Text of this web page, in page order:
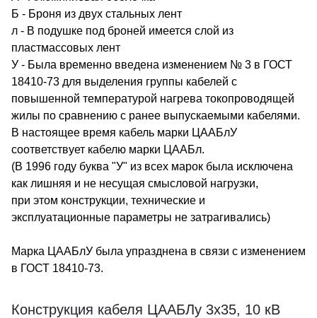
Б - Броня из двух стальных лент
л - В подушке под броней имеется слой из
пластмассовых лент
У - Была временно введена изменением № 3 в ГОСТ
18410-73 для выделения группы кабелей с
повышенной температурой нагрева токопроводящей
жилы по сравнению с ранее выпускаемыми кабелями.
В настоящее время кабель марки ЦААБлУ
соответствует кабелю марки ЦААБл.
(В 1996 году буква "У" из всех марок была исключена
как лишняя и не несущая смысловой нагрузки,
при этом конструкции, технические и
эксплуатационные параметры не затрагивались)
Марка ЦААБлУ была упразднена в связи с изменением
в ГОСТ 18410-73.
Конструкция кабеля ЦААБЛу 3х35, 10 кВ